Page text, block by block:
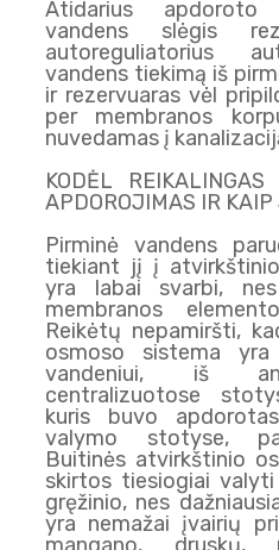
Atidarius apdoroto
vandens slėgis
autoreguliatorius
vandens tiekimą iš
ir rezervuaras vėl
per membranos
nuvedamas į
KODĖL
APDOROJIMAS IR
Pirminė vandens
tiekiant jį į
yra labai svarbi,
membranos
Reikėtų nepamiršti,
osmoso sistema
vandeniui, iš
centralizuotose
kuris buvo
valymo stotyse,
Buitinės atvirkštinio
skirtos tiesiogiai
gręžinio, nes
yra nemažai įvairių